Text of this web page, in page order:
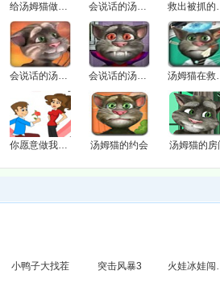
给汤姆猫做眼睛护理 会说话的汤姆猫2 救
会说话的汤姆猫4 会说话的汤姆猫万圣节版 汤
你愿意做我的女朋友吗？ 汤姆猫的约会 汤姆猫的房
小鸭子大找茬 突击风暴3 火娃